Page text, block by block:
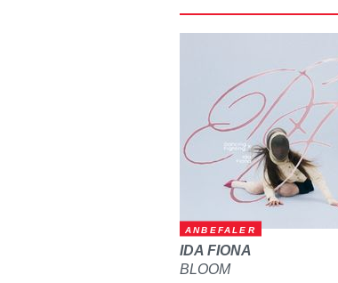
ANBEFALER
IDA FIONA
BLOOM